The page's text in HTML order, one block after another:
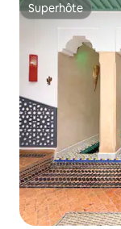
Superhôte
Superhôte